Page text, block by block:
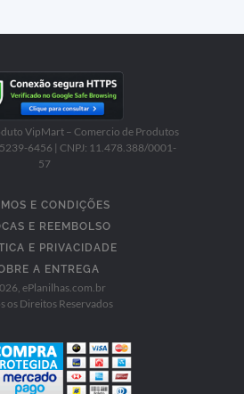
VipMart – Comercio de Produtos
6456 | CNPJ: 11.478.388/0001-
57
E CONDIÇÕES
E REEMBOLSO
E PRIVACIDADE
A ENTREGA
, ePlanilhas.com.br
os Direitos Reservados